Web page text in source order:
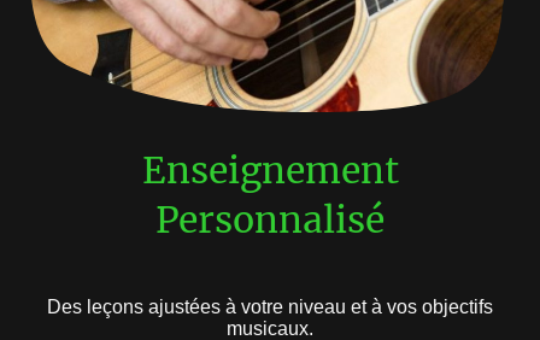
Enseignement
Personnalisé
Des leçons ajustées à votre niveau et à vos objectifs
musicaux.